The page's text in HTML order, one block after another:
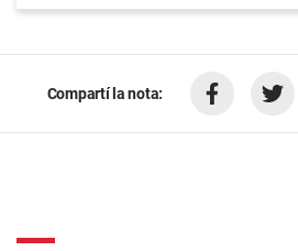
Compartí la nota: